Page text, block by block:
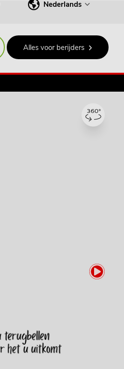
Nederlands
Alles voor berijders
p/m ex. BTW